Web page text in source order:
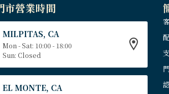
市營業時間
MILPITAS, CA
Mon - Sat: 10:00 - 18:00
Sun: Closed
EL MONTE, CA